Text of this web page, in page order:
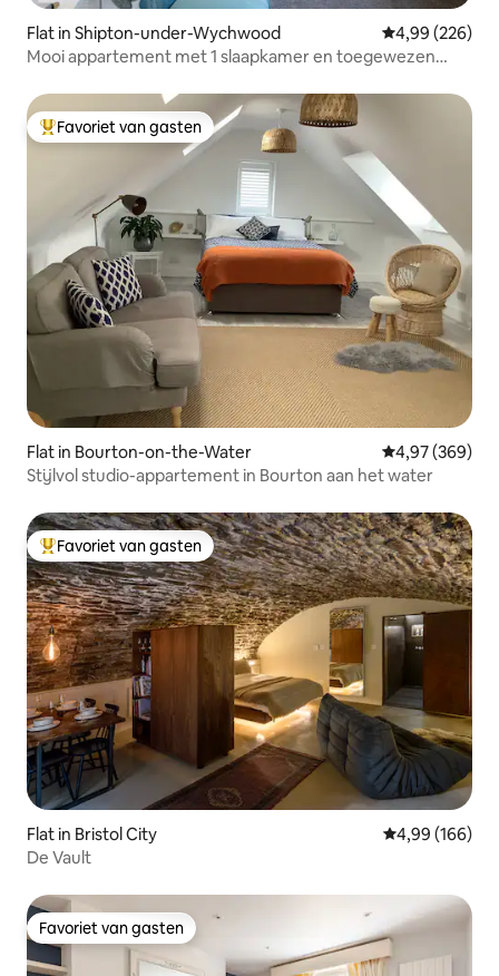
Flat in Shipton-under-Wychwood Gemiddelde
4,99 (226)
Mooi appartement met 1 slaapkamer en toegewezen
Topfavoriet van gasten
Favoriet van gasten
Flat in Bourton-on-the-Water Gemiddelde
4,97 (369)
Stijlvol studio-appartement in Bourton aan het water
Topfavoriet van gasten
Favoriet van gasten
Flat in Bristol City Gemiddelde
4,99 (166)
De Vault
Favoriet van gasten
Favoriet van gasten